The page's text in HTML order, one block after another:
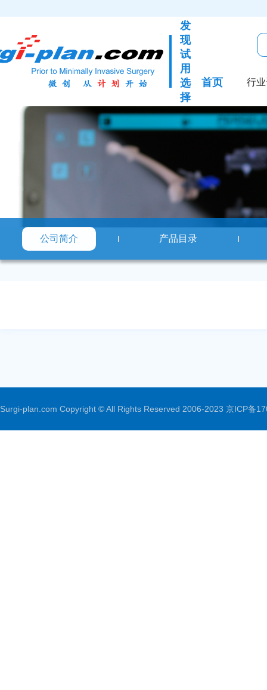
发
现
试
用
选
择
首页 行
公司简介 产品目录
Surgi-plan.com Copyright © All Rights Reserved 2006-2023 京ICP备